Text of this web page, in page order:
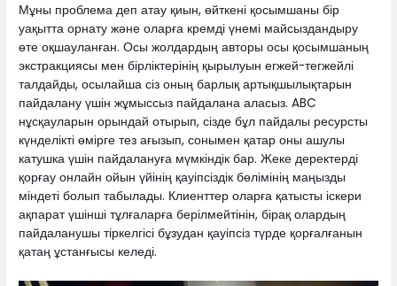
Мұны проблема деп атау қиын, өйткені қосымшаны бір
уақытта орнату және оларға кремді үнемі майсыздандыру
өте оқшауланған. Осы жолдардың авторы осы қосымшаның
экстракциясы мен бірліктерінің қырылуын егжей-тегжейлі
талдайды, осылайша сіз оның барлық артықшылықтарын
пайдалану үшін жұмыссыз пайдалана аласыз. ABC
нұсқауларын орындай отырып, сізде бұл пайдалы ресурсты
күнделікті өмірге тез ағызып, сонымен қатар оны ашулы
катушка үшін пайдалануға мүмкіндік бар. Жеке деректерді
қорғау онлайн ойын үйінің қауіпсіздік бөлімінің маңызды
міндеті болып табылады. Клиенттер оларға қатысты іскери
ақпарат үшінші тұлғаларға берілмейтінін, бірақ олардың
пайдаланушы тіркелгісі бұзудан қауіпсіз түрде қорғалғанын
қатаң ұстанғысы келеді.